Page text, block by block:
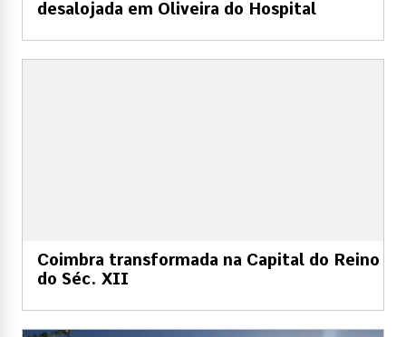
desalojada em Oliveira do Hospital
Coimbra transformada na Capital do Reino
do Séc. XII